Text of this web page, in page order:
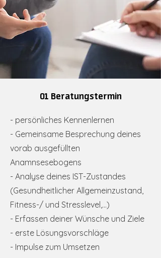
01 Beratungstermin
- persönliches Kennenlernen
- Gemeinsame Besprechung deines
vorab ausgefüllten
Anamnsesebogens
- Analyse deines IST-Zustandes
(Gesundheitlicher Allgemeinzustand,
Fitness-/ und Stresslevel,...)
- Erfassen deiner Wünsche und Ziele
- erste Lösungsvorschläge
- Impulse zum Umsetzen